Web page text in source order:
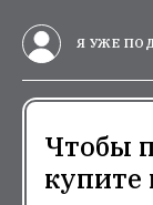
Я УЖЕ
Чтобы
купите